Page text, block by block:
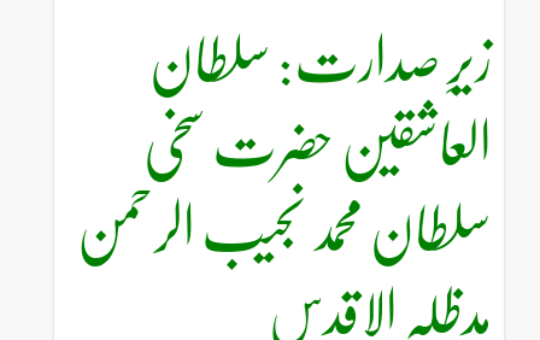
زیرِ صدارت: سلطان
العاشقین حضرت سخی
سلطان محمد نجیب الرحمن
مدظلہ الاقدس